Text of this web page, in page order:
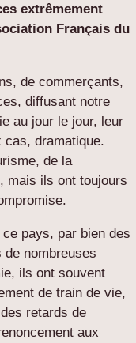
extrêmement
Français du
de commerçants,
diffusant notre
au jour le jour, leur
cas, dramatique.
de la
mais ils ont toujours
pays, par bien des
nombreuses
ils ont souvent
de train de vie,
retards de
aux